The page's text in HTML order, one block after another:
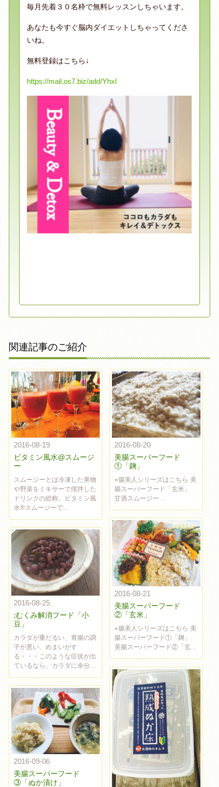
毎月先着３０名枠で無料レッスンしちゃいます。
あなたも今すぐ脳内ダイエットしちゃってくださ
いね。
無料登録はこちら↓
https://mail.os7.biz/add/YhxI
関連記事のご紹介
2016-08-19
ビタミン風水@スムージ
ー
スムージーとは冷凍した果物
や野菜をミキサーで撹拌した
ドリンクの総称。ビタミン風
水®︎スムージーで...
2016-08-20
美腸スーパーフード
①「麹」
⭐︎腸美人シリーズはこちら 美
腸スーパーフード「玄米」
甘酒スムージー ...
2016-08-21
美腸スーパーフード
②「玄米」
⭐︎腸美人シリーズはこちら 美
腸スーパーフード①「麹」
美腸スーパーフード②「玄...
2016-08-25
;むくみ解消フード「小
豆」
カラダが重だるい、胃腸の調
子が悪い、めまいがす
る・・・このような症状が出
ているなら、カラダに余分...
2016-09-06
美腸スーパーフード
③「ぬか漬け」